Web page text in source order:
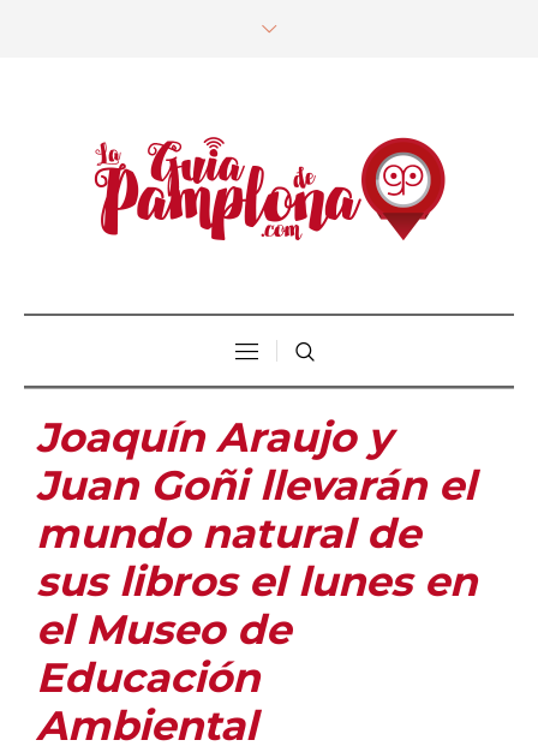
Joaquín Araujo y
Juan Goñi llevarán el
mundo natural de
sus libros el lunes en
el Museo de
Educación
Ambiental